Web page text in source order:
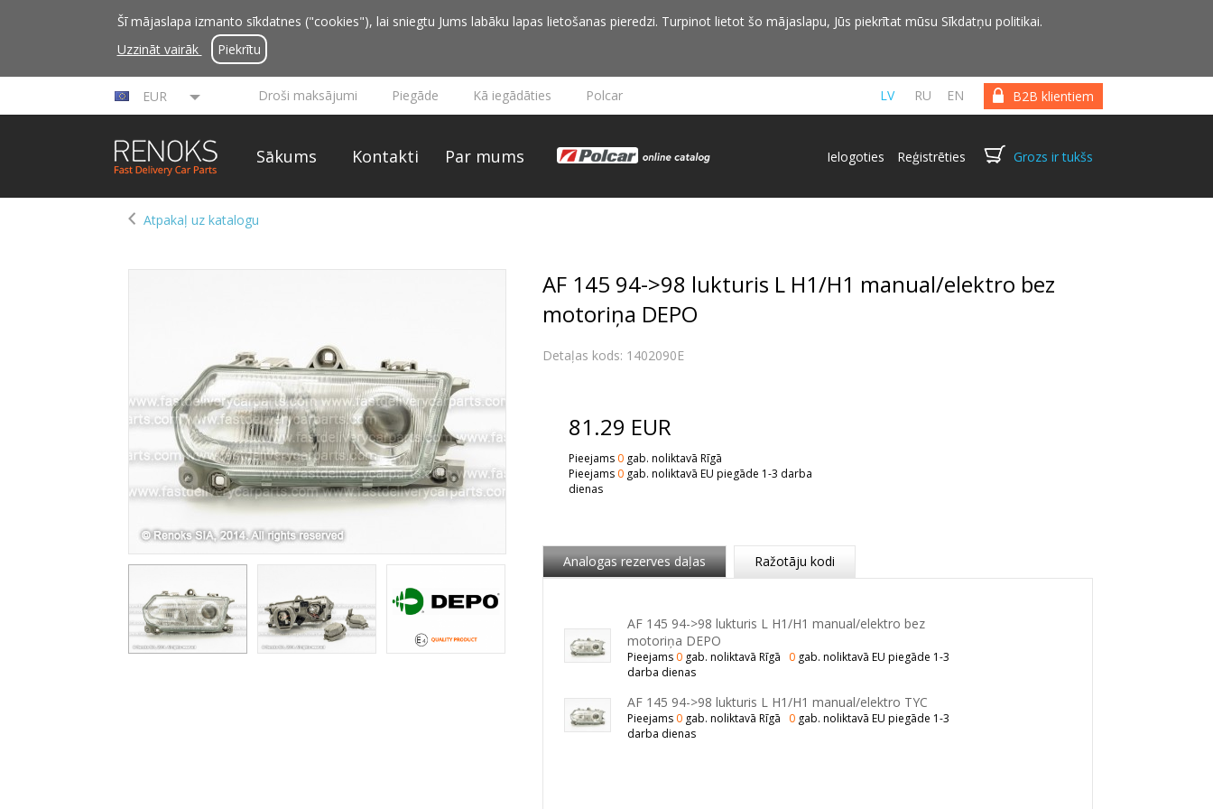
Šī mājaslapa izmanto sīkdatnes ("cookies"), lai sniegtu Jums labāku lapas lietošanas pieredzi. Turpinot lietot šo mājaslapu, Jūs piekrītat mūsu Sīkdatņu politikai.
Uzzināt vairāk
Piekrītu
EUR B2B klientiem
LV RU EN
Droši maksājumi Piegāde Kā iegādāties Polcar
Sākums Kontakti Par mums Ielogoties Reģistrēties Grozs ir tukšs
Atpakaļ uz katalogu
AF 145 94->98 lukturis L H1/H1 manual/elektro bez
motoriņa DEPO
Detaļas kods: 1402090E
81.29 EUR
Pieejams 0 gab. noliktavā Rīgā
Pieejams 0 gab. noliktavā EU piegāde 1-3 darba
dienas
Analogas rezerves daļas Ražotāju kodi
AF 145 94->98 lukturis L H1/H1 manual/elektro bez
motoriņa DEPO
Pieejams 0 gab. noliktavā Rīgā 0 gab. noliktavā EU piegāde 1-3
darba dienas
AF 145 94->98 lukturis L H1/H1 manual/elektro TYC
Pieejams 0 gab. noliktavā Rīgā 0 gab. noliktavā EU piegāde 1-3
darba dienas